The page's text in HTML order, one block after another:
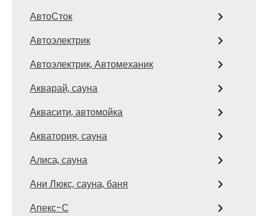
АвтоСток
Автоэлектрик
Автоэлектрик, Автомеханик
Акварай, сауна
Аквасити, автомойка
Акватория, сауна
Алиса, сауна
Ани Люкс, сауна, баня
Апекс-С